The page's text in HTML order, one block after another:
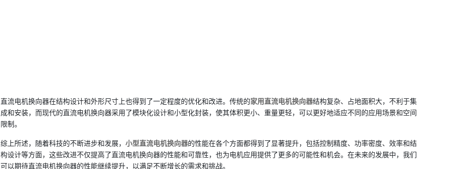
直流电机换向器在结构设计和外形尺寸上也得到了一定程度的优化和改进。传统的家用直流电机换向器结构复杂、占地面积大，不利于集
成和安装，而现代的直流电机换向器采用了模块化设计和小型化封装，使其体积更小、重量更轻，可以更好地适应不同的应用场景和空间
限制。
综上所述，随着科技的不断进步和发展， 小型直流电机换向器的性能在各个方面都得到了显著提升，包括控制精度、功率密度、效率和结
构设计等方面，这些改进不仅提高了直流电机换向器的性能和可靠性，也为电机应用提供了更多的可能性和机会。在未来的发展中，我们
可以期待直流电机换向器的性能继续提升，以满足不断增长的需求和挑战。